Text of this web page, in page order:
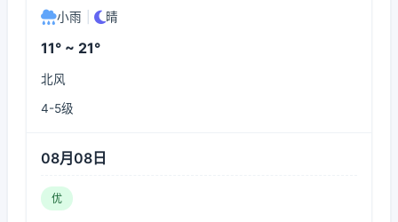
小雨 晴
11° ~ 21°
北风
4-5级
08月08日
优